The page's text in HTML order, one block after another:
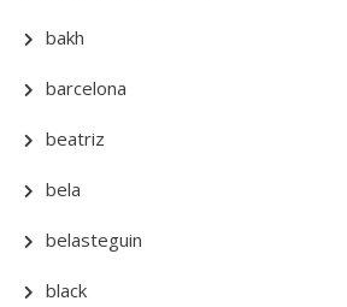
bakh
barcelona
beatriz
bela
belasteguin
black